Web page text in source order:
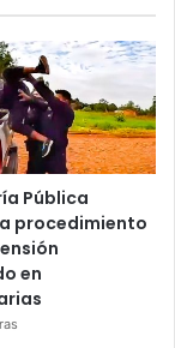
Pública
procedimiento
en